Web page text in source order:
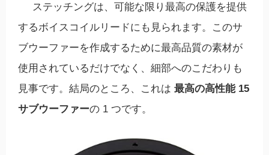
ステッチングは、可能な限り最高の保護を提供
するボイスコイルリードにも見られます。このサ
ブウーファーを作成するために最高品質の素材が
使用されているだけでなく、細部へのこだわりも
見事です。結局のところ、これは 最高の高性能 15
サブウーファーの 1 つです。